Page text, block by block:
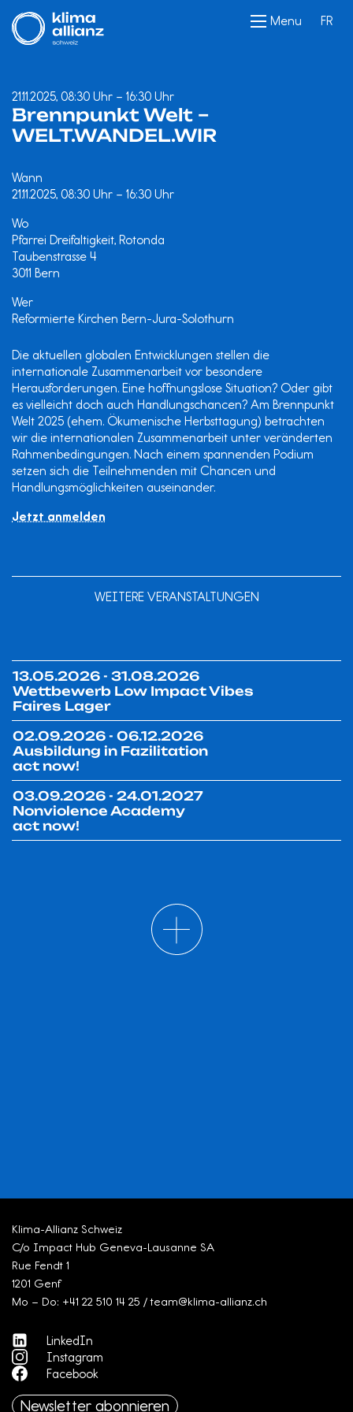
Menu FR
21.11.2025, 08:30 Uhr – 16:30 Uhr
Brennpunkt Welt –
WELT.WANDEL.WIR
Wann
21.11.2025, 08:30 Uhr – 16:30 Uhr
Wo
Pfarrei Dreifaltigkeit, Rotonda
Taubenstrasse 4
3011 Bern
Wer
Reformierte Kirchen Bern-Jura-Solothurn
Die aktuellen globalen Entwicklungen stellen die
internationale Zusammenarbeit vor besondere
Herausforderungen. Eine hoffnungslose Situation? Oder gibt
es vielleicht doch auch Handlungschancen? Am Brennpunkt
Welt 2025 (ehem. Ökumenische Herbsttagung) betrachten
wir die internationalen Zusammenarbeit unter veränderten
Rahmenbedingungen. Nach einem spannenden Podium
setzen sich die Teilnehmenden mit Chancen und
Handlungsmöglichkeiten auseinander.
Jetzt anmelden
WEITERE VERANSTALTUNGEN
13.05.2026 - 31.08.2026
Wettbewerb Low Impact Vibes
Faires Lager
02.09.2026 - 06.12.2026
Ausbildung in Fazilitation
act now!
03.09.2026 - 24.01.2027
Nonviolence Academy
act now!
Klima-Allianz Schweiz
C/o Impact Hub Geneva-Lausanne SA
Rue Fendt 1
1201 Genf
Mo – Do: +41 22 510 14 25 / team@klima-allianz.ch
LinkedIn
Instagram
Facebook
Newsletter abonnieren